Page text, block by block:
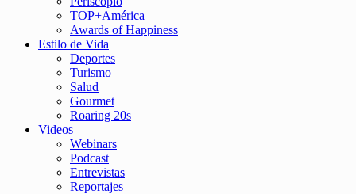
TOP+América
Awards of Happiness
Estilo de Vida
Deportes
Turismo
Salud
Gourmet
Roaring 20s
Videos
Webinars
Podcast
Entrevistas
Reportajes